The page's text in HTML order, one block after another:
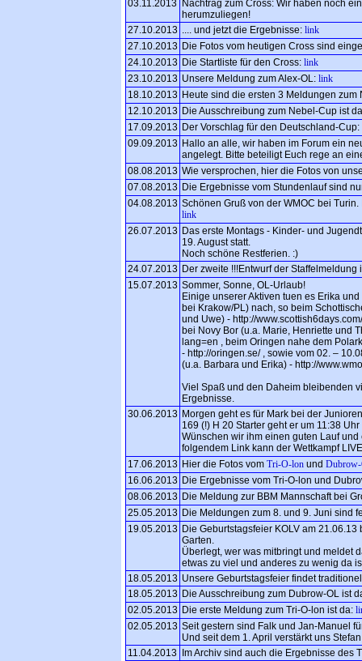
03.11.2013 Nachtrag zum Cross: Wir haben noch
herumzuliegen!
27.10.2013
.... und jetzt die Ergebnisse: link
27.10.2013 Die Fotos vom heutigen Cross sind
24.10.2013 Die Startliste für den Cross: link
23.10.2013 Unsere Meldung zum Alex-OL: link
18.10.2013 Heute sind die ersten 3 Meldungen
12.10.2013 Die Ausschreibung zum Nebel-Cup ist
17.09.2013 Der Vorschlag für den Deutschland-Cup:
09.09.2013 Hallo an alle, wir haben im Forum ein
angelegt. Bitte beteiligt Euch rege an
08.08.2013 Wie versprochen, hier die Fotos von
07.08.2013 Die Ergebnisse vom Stundenlauf sind
04.08.2013 Schönen Gruß von der WMOC bei
link
26.07.2013 Das erste Montags - Kinder- und
19. August statt.
Noch schöne Restferien. :)
24.07.2013 Der zweite !!!Entwurf der
15.07.2013 Sommer, Sonne, OL-Urlaub!
Einige unserer Aktiven tuen es Erika
bei Krakow/PL) nach, so beim
und Uwe) - http://
bei Novy Bor (u.a. Marie, Henriette und
lang=en , beim Oringen nahe dem
- http://oringen.se/ , sowie vom 02. –
(u.a. Barbara und Erika) - http://
Viel Spaß und den Daheim bleibenden
Ergebnisse.
30.06.2013 Morgen geht es für Mark bei der
169 (!) H 20 Starter geht er um 11:38
Wünschen wir ihm einen guten Lauf
folgendem Link kann der Wettkampf
17.06.2013 Hier die Fotos vom Tri-O-lon und
16.06.2013 Die Ergebnisse vom Tri-O-lon und
08.06.2013 Die Meldung zur BBM Mannschaft bei
25.05.2013 Die Meldungen zum 8. und 9. Juni sind
19.05.2013 Die Geburtstagsfeier KOLV am
Garten.
Überlegt, wer was mitbringt und meldet
etwas zu viel und anderes zu wenig da
18.05.2013 Unsere Geburtstagsfeier findet
18.05.2013 Die Ausschreibung zum Dubrow-OL ist
02.05.2013 Die erste Meldung zum Tri-O-lon ist da:
02.05.2013 Seit gestern sind Falk und Jan-Manuel
Und seit dem 1. April verstärkt uns
11.04.2013 Im Archiv sind auch die Ergebnisse des